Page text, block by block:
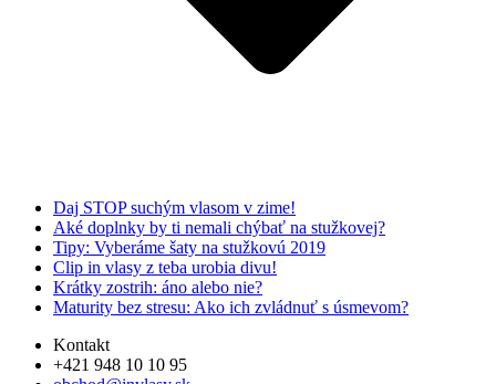
Daj STOP suchým vlasom v zime!
Aké doplnky by ti nemali chýbať na stužkovej?
Tipy: Vyberáme šaty na stužkovú 2019
Clip in vlasy z teba urobia divu!
Krátky zostrih: áno alebo nie?
Maturity bez stresu: Ako ich zvládnuť s úsmevom?
Kontakt
+421 948 10 10 95